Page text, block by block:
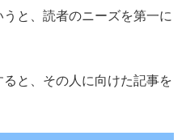
と、読者のニーズを第一に
と、その人に向けた記事を